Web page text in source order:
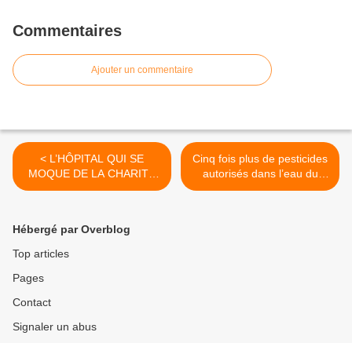
Commentaires
Ajouter un commentaire
< L’HÔPITAL QUI SE
MOQUE DE LA CHARITÉ
…
Cinq fois plus de pesticides
autorisés dans l’eau du
robinet! >
Hébergé par Overblog
Top articles
Pages
Contact
Signaler un abus